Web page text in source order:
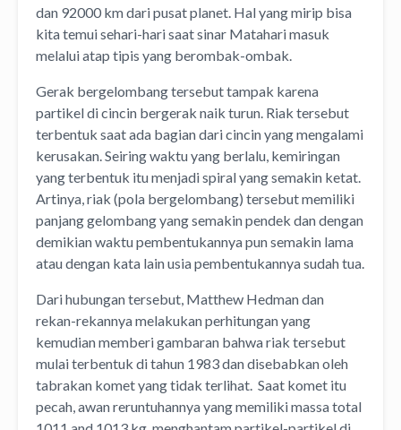
dan 92000 km dari pusat planet. Hal yang mirip bisa
kita temui sehari-hari saat sinar Matahari masuk
melalui atap tipis yang berombak-ombak.
Gerak bergelombang tersebut tampak karena
partikel di cincin bergerak naik turun. Riak tersebut
terbentuk saat ada bagian dari cincin yang mengalami
kerusakan. Seiring waktu yang berlalu, kemiringan
yang terbentuk itu menjadi spiral yang semakin ketat.
Artinya, riak (pola bergelombang) tersebut memiliki
panjang gelombang yang semakin pendek dan dengan
demikian waktu pembentukannya pun semakin lama
atau dengan kata lain usia pembentukannya sudah tua.
Dari hubungan tersebut, Matthew Hedman dan
rekan-rekannya melakukan perhitungan yang
kemudian memberi gambaran bahwa riak tersebut
mulai terbentuk di tahun 1983 dan disebabkan oleh
tabrakan komet yang tidak terlihat. Saat komet itu
pecah, awan reruntuhannya yang memiliki massa total